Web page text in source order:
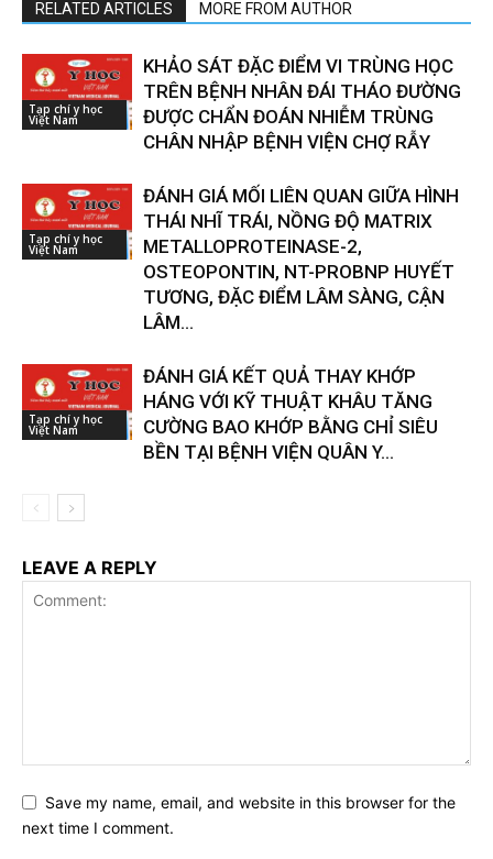
RELATED ARTICLES MORE FROM AUTHOR
Tạp chí y học
Việt Nam
KHẢO SÁT ĐẶC ĐIỂM VI TRÙNG HỌC
TRÊN BỆNH NHÂN ĐÁI THÁO ĐƯỜNG
ĐƯỢC CHẨN ĐOÁN NHIỄM TRÙNG
CHÂN NHẬP BỆNH VIỆN CHỢ RẪY
Tạp chí y học
Việt Nam
ĐÁNH GIÁ MỐI LIÊN QUAN GIỮA HÌNH
THÁI NHĨ TRÁI, NỒNG ĐỘ MATRIX
METALLOPROTEINASE-2,
OSTEOPONTIN, NT-PROBNP HUYẾT
TƯƠNG, ĐẶC ĐIỂM LÂM SÀNG, CẬN
LÂM...
Tạp chí y học
Việt Nam
ĐÁNH GIÁ KẾT QUẢ THAY KHỚP
HÁNG VỚI KỸ THUẬT KHÂU TĂNG
CƯỜNG BAO KHỚP BẰNG CHỈ SIÊU
BỀN TẠI BỆNH VIỆN QUÂN Y...
LEAVE A REPLY
Save my name, email, and website in this browser for the
next time I comment.